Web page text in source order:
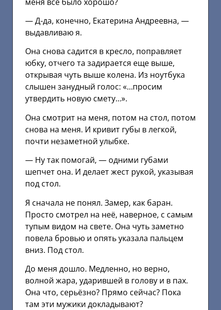
— Д-да, конечно, Екатерина Андреевна, —
выдавливаю я.
Она снова садится в кресло, поправляет
юбку, отчего та задирается еще выше,
открывая чуть выше колена. Из ноутбука
слышен занудный голос: «…просим
утвердить новую смету…».
Она смотрит на меня, потом на стол, потом
снова на меня. И кривит губы в легкой,
почти незаметной улыбке.
— Ну так помогай, — одними губами
шепчет она. И делает жест рукой, указывая
под стол.
Я сначала не понял. Замер, как баран.
Просто смотрел на неё, наверное, с самым
тупым видом на свете. Она чуть заметно
повела бровью и опять указала пальцем
вниз. Под стол.
До меня дошло. Медленно, но верно,
волной жара, ударившей в голову и в пах.
Она что, серьёзно? Прямо сейчас? Пока
там эти мужики докладывают?